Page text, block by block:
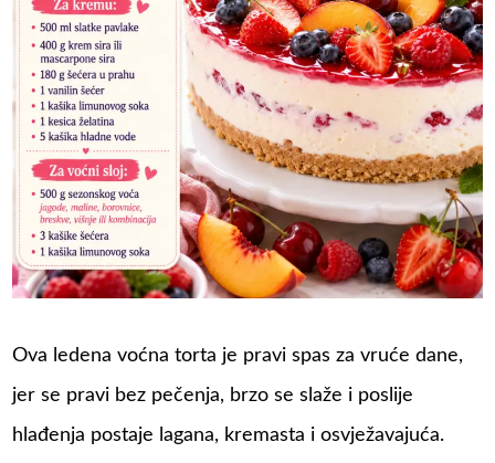
Ova ledena voćna torta je pravi spas za vruće dane,
jer se pravi bez pečenja, brzo se slaže i poslije
hlađenja postaje lagana, kremasta i osvježavajuća.